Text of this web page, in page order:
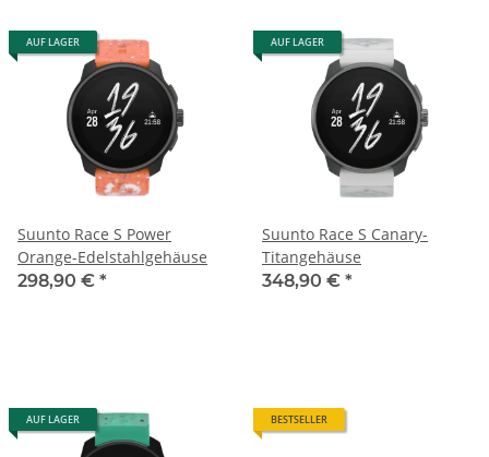
AUF LAGER
Suunto Race S Power
Orange-Edelstahlgehäuse
298,90 € *
AUF LAGER
Suunto Race S Canary-
Titangehäuse
348,90 € *
AUF LAGER BESTSELLER